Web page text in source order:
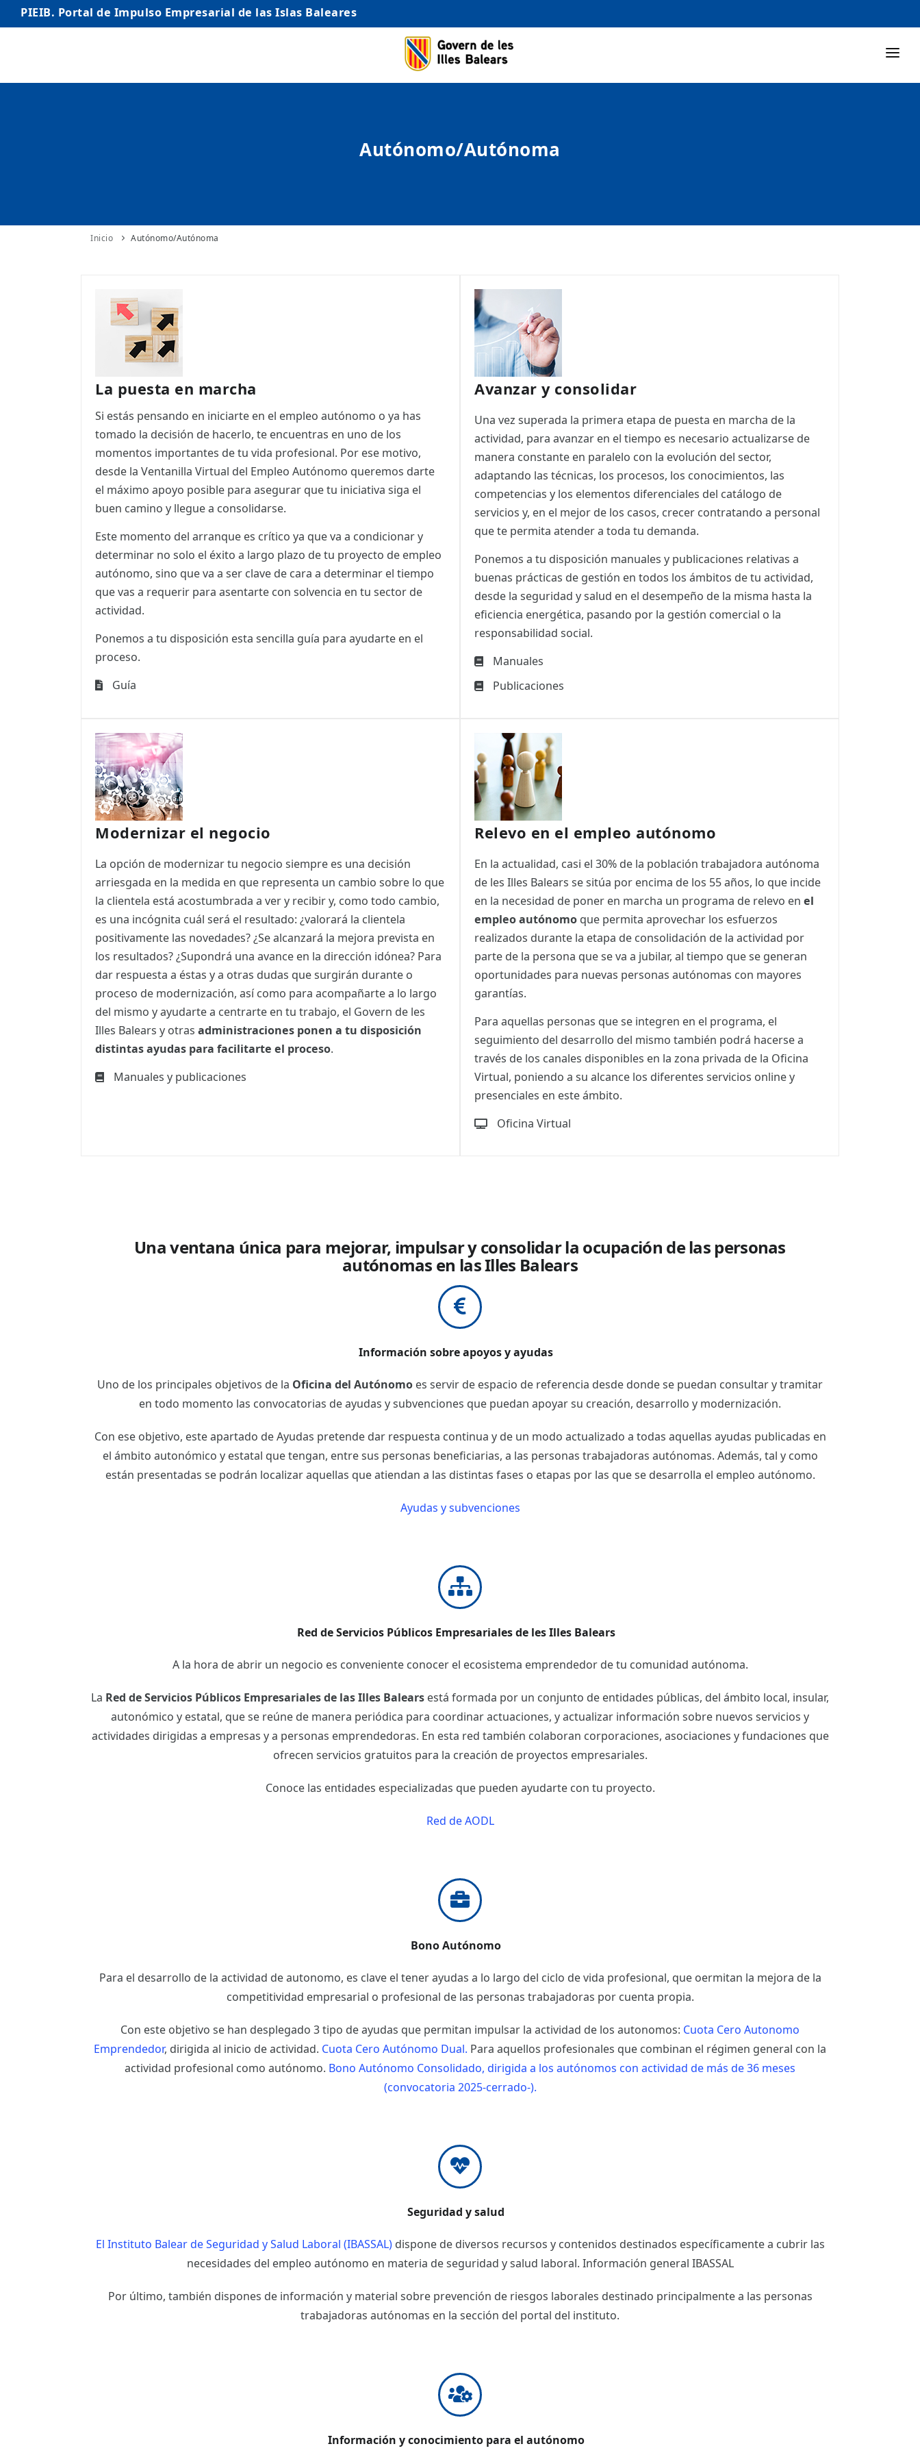
PIEIB. Portal de Impulso Empresarial de las Islas Baleares
INICIO
INTERNACIONALIZACIÓN
Autónomo/Autónoma
Inicio Autónomo/Autónoma
La puesta en marcha
Si estás pensando en iniciarte en el empleo autónomo o ya has
tomado la decisión de hacerlo, te encuentras en uno de los
momentos importantes de tu vida profesional. Por ese motivo,
desde la Ventanilla Virtual del Empleo Autónomo queremos darte
el máximo apoyo posible para asegurar que tu iniciativa siga el
buen camino y llegue a consolidarse.
Este momento del arranque es crítico ya que va a condicionar y
determinar no solo el éxito a largo plazo de tu proyecto de empleo
autónomo, sino que va a ser clave de cara a determinar el tiempo
que vas a requerir para asentarte con solvencia en tu sector de
actividad.
Ponemos a tu disposición esta sencilla guía para ayudarte en el
proceso.
Guía
Avanzar y consolidar
Una vez superada la primera etapa de puesta en marcha de la
actividad, para avanzar en el tiempo es necesario actualizarse de
manera constante en paralelo con la evolución del sector,
adaptando las técnicas, los procesos, los conocimientos, las
competencias y los elementos diferenciales del catálogo de
servicios y, en el mejor de los casos, crecer contratando a personal
que te permita atender a toda tu demanda.
Ponemos a tu disposición manuales y publicaciones relativas a
buenas prácticas de gestión en todos los ámbitos de tu actividad,
desde la seguridad y salud en el desempeño de la misma hasta la
eficiencia energética, pasando por la gestión comercial o la
responsabilidad social.
Manuales
Publicaciones
Modernizar el negocio
La opción de modernizar tu negocio siempre es una decisión
arriesgada en la medida en que representa un cambio sobre lo que
la clientela está acostumbrada a ver y recibir y, como todo cambio,
es una incógnita cuál será el resultado: ¿valorará la clientela
positivamente las novedades? ¿Se alcanzará la mejora prevista en
los resultados? ¿Supondrá una avance en la dirección idónea? Para
dar respuesta a éstas y a otras dudas que surgirán durante o
proceso de modernización, así como para acompañarte a lo largo
del mismo y ayudarte a centrarte en tu trabajo, el Govern de les
Illes Balears y otras administraciones ponen a tu disposición
distintas ayudas para facilitarte el proceso.
Manuales y publicaciones
Relevo en el empleo autónomo
En la actualidad, casi el 30% de la población trabajadora autónoma
de les Illes Balears se sitúa por encima de los 55 años, lo que incide
en la necesidad de poner en marcha un programa de relevo en el
empleo autónomo que permita aprovechar los esfuerzos
realizados durante la etapa de consolidación de la actividad por
parte de la persona que se va a jubilar, al tiempo que se generan
oportunidades para nuevas personas autónomas con mayores
garantías.
Para aquellas personas que se integren en el programa, el
seguimiento del desarrollo del mismo también podrá hacerse a
través de los canales disponibles en la zona privada de la Oficina
Virtual, poniendo a su alcance los diferentes servicios online y
presenciales en este ámbito.
Oficina Virtual
Una ventana única para mejorar, impulsar y consolidar la ocupación de las personas
autónomas en las Illes Balears
Información sobre apoyos y ayudas
Uno de los principales objetivos de la Oficina del Autónomo es servir de espacio de referencia desde donde se puedan consultar y tramitar
en todo momento las convocatorias de ayudas y subvenciones que puedan apoyar su creación, desarrollo y modernización.
Con ese objetivo, este apartado de Ayudas pretende dar respuesta continua y de un modo actualizado a todas aquellas ayudas publicadas en
el ámbito autonómico y estatal que tengan, entre sus personas beneficiarias, a las personas trabajadoras autónomas. Además, tal y como
están presentadas se podrán localizar aquellas que atiendan a las distintas fases o etapas por las que se desarrolla el empleo autónomo.
Ayudas y subvenciones
Red de Servicios Públicos Empresariales de les Illes Balears
A la hora de abrir un negocio es conveniente conocer el ecosistema emprendedor de tu comunidad autónoma.
La Red de Servicios Públicos Empresariales de las Illes Balears está formada por un conjunto de entidades públicas, del ámbito local, insular,
autonómico y estatal, que se reúne de manera periódica para coordinar actuaciones, y actualizar información sobre nuevos servicios y
actividades dirigidas a empresas y a personas emprendedoras. En esta red también colaboran corporaciones, asociaciones y fundaciones que
ofrecen servicios gratuitos para la creación de proyectos empresariales.
Conoce las entidades especializadas que pueden ayudarte con tu proyecto.
Red de AODL
Bono Autónomo
Para el desarrollo de la actividad de autonomo, es clave el tener ayudas a lo largo del ciclo de vida profesional, que oermitan la mejora de la
competitividad empresarial o profesional de las personas trabajadoras por cuenta propia.
Con este objetivo se han desplegado 3 tipo de ayudas que permitan impulsar la actividad de los autonomos: Cuota Cero Autonomo
Emprendedor, dirigida al inicio de actividad. Cuota Cero Autónomo Dual. Para aquellos profesionales que combinan el régimen general con la
actividad profesional como autónomo. Bono Autónomo Consolidado, dirigida a los autónomos con actividad de más de 36 meses
(convocatoria 2025-cerrado-).
Seguridad y salud
El Instituto Balear de Seguridad y Salud Laboral (IBASSAL)dispone de diversos recursos y contenidos destinados específicamente a cubrir las
necesidades del empleo autónomo en materia de seguridad y salud laboral. Información general IBASSAL
Por último, también dispones de información y material sobre prevención de riesgos laborales destinado principalmente a las personas
trabajadoras autónomas en la sección del portal del instituto.
Información y conocimiento para el autónomo